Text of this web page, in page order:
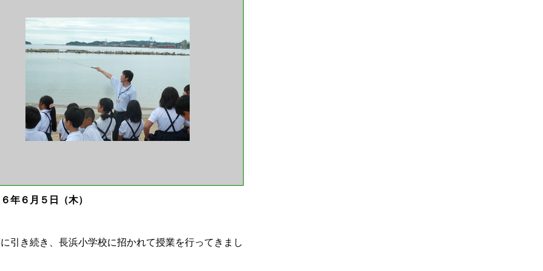
年６月５日（木）
引き続き、長浜小学校に招かれて授業を行ってきまし